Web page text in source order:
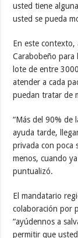
usted tiene
usted se pueda
En este
Carabobeño
lote de entre
atender a cada
puedan tratar de
“Más del 90% de
ayuda tarde,
privada con poca
menos, cuando
puntualizó.
El mandatario
colaboración por
“ayúdennos a
permitir que